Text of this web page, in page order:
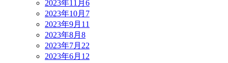
2023年11月 6
2023年10月 7
2023年9月 11
2023年8月 8
2023年7月 22
2023年6月 12